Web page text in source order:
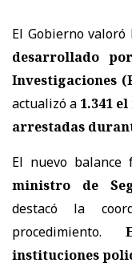
El Gobierno
desarrollado
Investigaciones
actualizó a 1.341
arrestadas
El nuevo balance
ministro de
destacó la
procedimiento.
instituciones